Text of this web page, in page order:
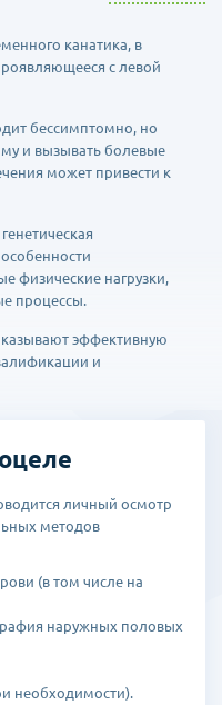
канатика, в
с левой
бессимптомно, но
и вызывать болевые
может привести к
физические нагрузки,
процессы.
эффективную
и
использованию
исходя из
но может
физиотерапией,
вмешательств
способов:
сосуда специальным
личный осмотр
методов
(в том числе на
наружных половых
необходимости).